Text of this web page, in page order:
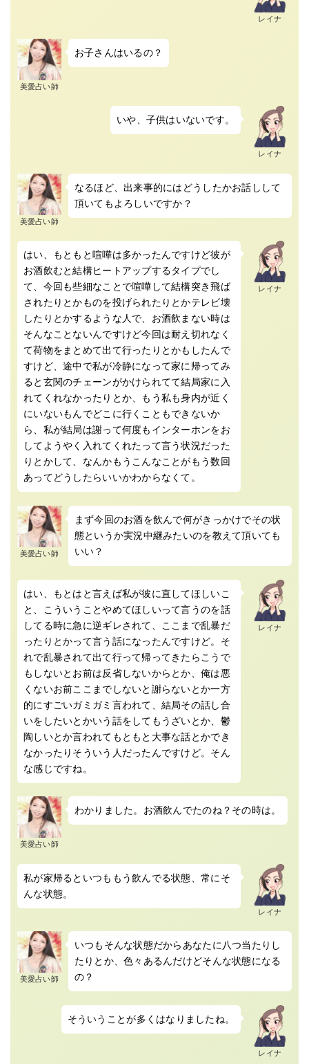
レイナ
美愛占い師
お子さんはいるの？
レイナ
いや、子供はいないです。
美愛占い師
なるほど、出来事的にはどうしたかお話しして
頂いてもよろしいですか？
レイナ
はい、もともと喧嘩は多かったんですけど彼が
お酒飲むと結構ヒートアップするタイプでし
て、今回も些細なことで喧嘩して結構突き飛ば
されたりとかものを投げられたりとかテレビ壊
したりとかするような人で、お酒飲まない時は
そんなことないんですけど今回は耐え切れなく
て荷物をまとめて出て行ったりとかもしたんで
すけど、途中で私が冷静になって家に帰ってみ
ると玄関のチェーンがかけられてて結局家に入
れてくれなかったりとか、もう私も身内が近く
にいないもんでどこに行くこともできないか
ら、私が結局は謝って何度もインターホンをお
してようやく入れてくれたって言う状況だった
りとかして、なんかもうこんなことがもう数回
あってどうしたらいいかわからなくて。
美愛占い師
まず今回のお酒を飲んで何がきっかけでその状
態というか実況中継みたいのを教えて頂いても
いい？
レイナ
はい、もとはと言えば私が彼に直してほしいこ
と、こういうことやめてほしいって言うのを話
してる時に急に逆ギレされて、ここまで乱暴だ
ったりとかって言う話になったんですけど。そ
れで乱暴されて出て行って帰ってきたらこうで
もしないとお前は反省しないからとか、俺は悪
くないお前ここまでしないと謝らないとか一方
的にすごいガミガミ言われて、結局その話し合
いをしたいとかいう話をしてもうざいとか、鬱
陶しいとか言われてもともと大事な話とかでき
なかったりそういう人だったんですけど。そん
な感じですね。
美愛占い師
わかりました。お酒飲んでたのね？その時は。
レイナ
私が家帰るといつももう飲んでる状態、常にそ
んな状態。
美愛占い師
いつもそんな状態だからあなたに八つ当たりし
たりとか、色々あるんだけどそんな状態になる
の？
レイナ
そういうことが多くはなりましたね。